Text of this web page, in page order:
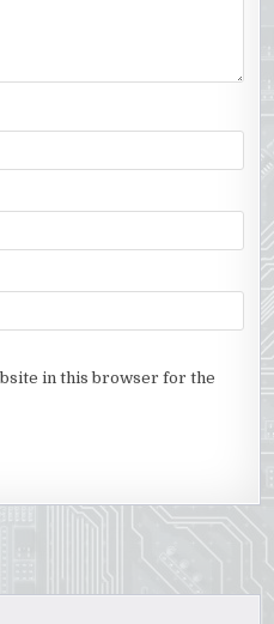
in this browser for the